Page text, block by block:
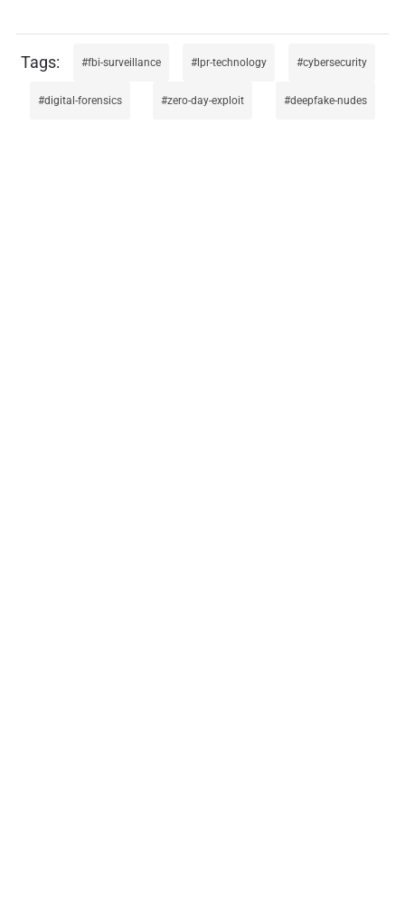
fbi-surveillance lpr-technology cybersecurity
digital-forensics zero-day-exploit deepfake-nudes